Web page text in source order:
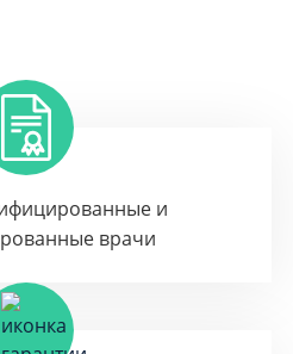
и
врачи